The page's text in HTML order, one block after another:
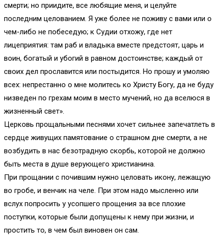
смерти; но приидите, все любящие меня, и целуйте
последним целованием. Я уже более не поживу с вами или о
чем-либо не побеседую; к Судии отхожу, где нет
лицеприятия: там раб и владыка вместе предстоят, царь и
воин, богатый и убогий в равном достоинстве; каждый от
своих дел прославится или постыдится. Но прошу и умоляю
всех: непрестанно о мне молитесь ко Христу Богу, да не буду
низведен по грехам моим в место мучений, но да вселюся в
жизненный свет».
Церковь прощальными песнями хочет сильнее запечатлеть в
сердце живущих памятование о страшном дне смерти, а не
возбудить в нас безотрадную скорбь, которой не должно
быть места в душе верующего христианина.
При прощании с почившим нужно целовать икону, лежащую
во гробе, и венчик на челе. При этом надо мысленно или
вслух попросить у усопшего прощения за все плохие
поступки, которые были допущены к нему при жизни, и
простить то, в чем был виновен он сам.